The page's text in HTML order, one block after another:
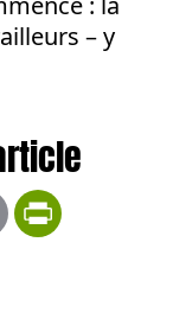
– y
Email